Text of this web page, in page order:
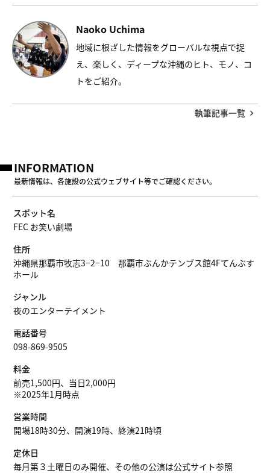
Naoko Uchima
地域に根ざした情報をグローバルな視点で捉
え、楽しく、ディープな沖縄のヒト、モノ、コ
トをご紹介。
執筆記事一覧
INFORMATION
最新情報は、各施設の公式ウェブサイト等でご確認ください。
スポット名
FEC お笑い劇場
住所
沖縄県那覇市牧志3−2−10 那覇市ぶんかテンブス館4Fてんぶす
ホール
ジャンル
夜のエンターテイメント
電話番号
098-869-9505
料金
前売1,500円、当日2,000円
※2025年1月時点
営業時間
開場18時30分、開演19時、終演21時頃
定休日
毎月第３土曜日のみ開催、その他の公演は公式サイト参照